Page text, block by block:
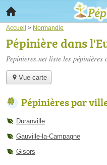
Accueil > Normandie
Pépinière dans
Pepinieres.net liste les pépinières
Vue carte
Pépinières par
Duranville
Gauville-la-Campagne
Gisors